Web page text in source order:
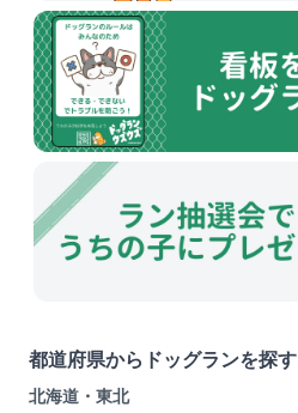
都道府県からドッグランを探す
北海道・東北